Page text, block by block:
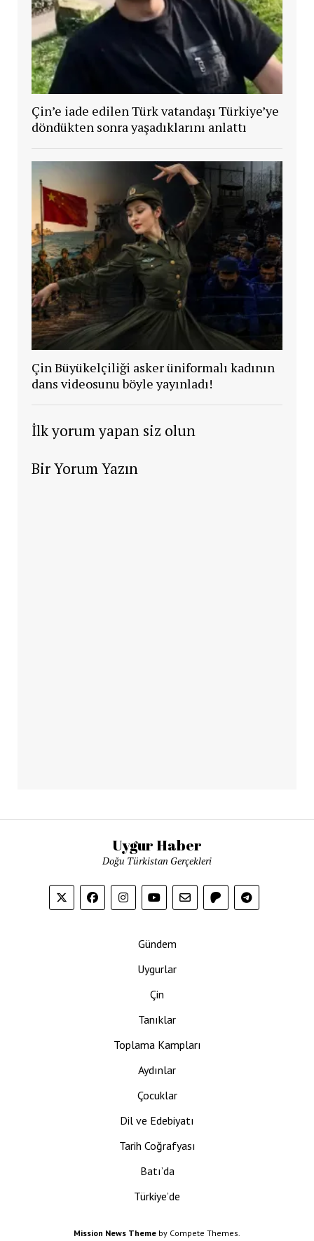
Çin’e iade edilen Türk vatandaşı Türkiye’ye
döndükten sonra yaşadıklarını anlattı
Çin Büyükelçiliği asker üniformalı kadının
dans videosunu böyle yayınladı!
İlk yorum yapan siz olun
Bir Yorum Yazın
Uygur Haber
Doğu Türkistan Gerçekleri
Gündem
Uygurlar
Çin
Tanıklar
Toplama Kampları
Aydınlar
Çocuklar
Dil ve Edebiyatı
Tarih Coğrafyası
Batı’da
Türkiye’de
Mission News Theme by Compete Themes.